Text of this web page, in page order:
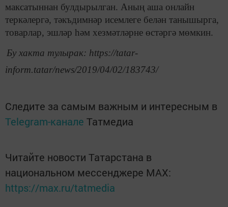
максатыннан булдырылган. Аның аша онлайн
теркәлергә, тәкъдимнәр исемлеге белән танышырга,
товарлар, эшләр һәм хезмәтләрне өстәргә мөмкин.
Бу хакта тулырак: https://tatar-
inform.tatar/news/2019/04/02/183743/
Следите за самым важным и интересным в
Telegram-канале Татмедиа
Читайте новости Татарстана в
национальном мессенджере MАХ:
https://max.ru/tatmedia